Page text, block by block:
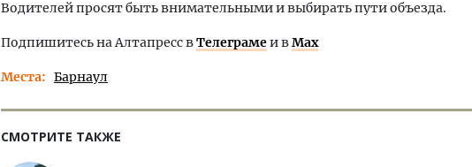
Водителей просят быть внимательными и выбирать пути объезда.
Подпишитесь на Алтапресс вТелеграмеи вMax
Места Барнаул
СМОТРИТЕ ТАКЖЕ